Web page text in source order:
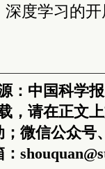
度学习的
：中国科学
，请在正文
微信公众号